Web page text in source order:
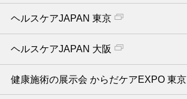
ヘルスケアJAPAN 東京
ヘルスケアJAPAN 大阪
健康施術の展示会 からだケアEXPO 東京